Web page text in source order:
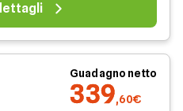
Guadagno netto
339,60€